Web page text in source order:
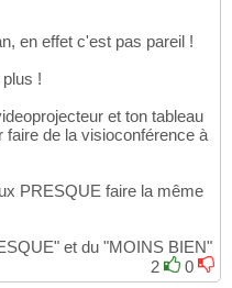
en effet c'est pas pareil !
!
et ton tableau
faire de la visioconférence à
PRESQUE faire la même
et du "MOINS BIEN"
2
0